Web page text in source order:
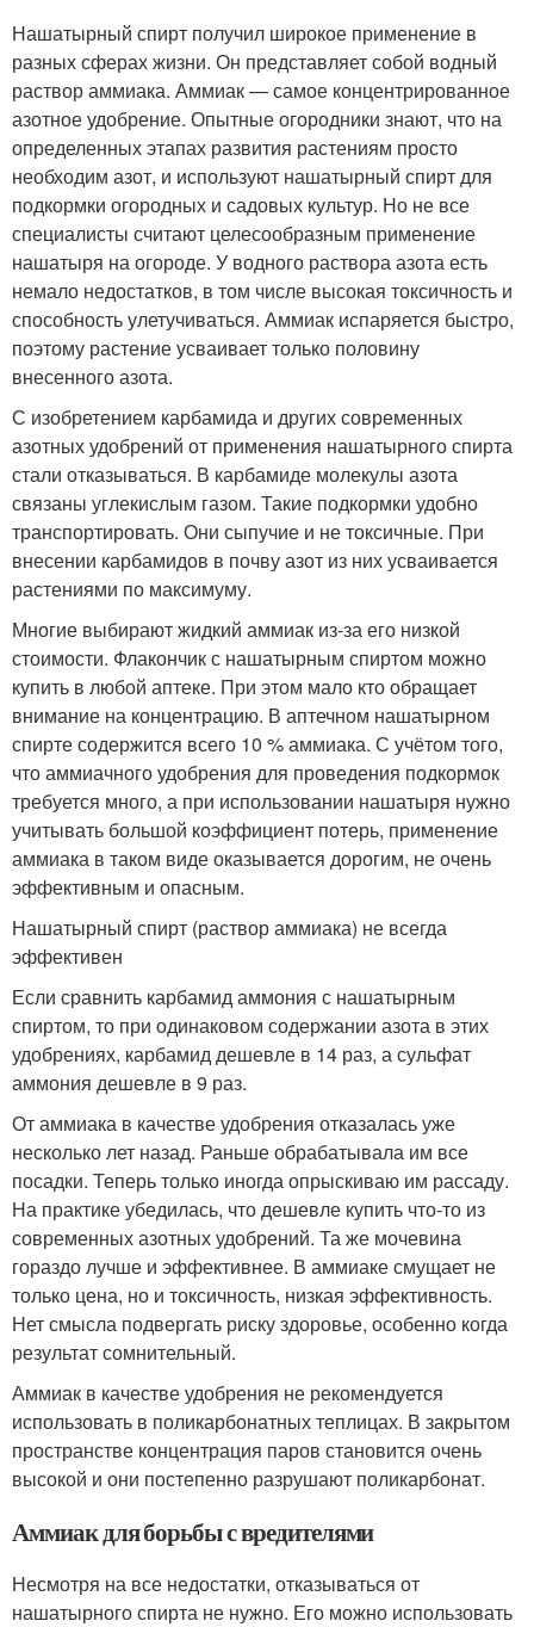
Нашатырный спирт получил широкое применение в
разных сферах жизни. Он представляет собой водный
раствор аммиака. Аммиак — самое концентрированное
азотное удобрение. Опытные огородники знают, что на
определенных этапах развития растениям просто
необходим азот, и используют нашатырный спирт для
подкормки огородных и садовых культур. Но не все
специалисты считают целесообразным применение
нашатыря на огороде. У водного раствора азота есть
немало недостатков, в том числе высокая токсичность и
способность улетучиваться. Аммиак испаряется быстро,
поэтому растение усваивает только половину
внесенного азота.
С изобретением карбамида и других современных
азотных удобрений от применения нашатырного спирта
стали отказываться. В карбамиде молекулы азота
связаны углекислым газом. Такие подкормки удобно
транспортировать. Они сыпучие и не токсичные. При
внесении карбамидов в почву азот из них усваивается
растениями по максимуму.
Многие выбирают жидкий аммиак из-за его низкой
стоимости. Флакончик с нашатырным спиртом можно
купить в любой аптеке. При этом мало кто обращает
внимание на концентрацию. В аптечном нашатырном
спирте содержится всего 10 % аммиака. С учётом того,
что аммиачного удобрения для проведения подкормок
требуется много, а при использовании нашатыря нужно
учитывать большой коэффициент потерь, применение
аммиака в таком виде оказывается дорогим, не очень
эффективным и опасным.
Нашатырный спирт (раствор аммиака) не всегда
эффективен
Если сравнить карбамид аммония с нашатырным
спиртом, то при одинаковом содержании азота в этих
удобрениях, карбамид дешевле в 14 раз, а сульфат
аммония дешевле в 9 раз.
От аммиака в качестве удобрения отказалась уже
несколько лет назад. Раньше обрабатывала им все
посадки. Теперь только иногда опрыскиваю им рассаду.
На практике убедилась, что дешевле купить что-то из
современных азотных удобрений. Та же мочевина
гораздо лучше и эффективнее. В аммиаке смущает не
только цена, но и токсичность, низкая эффективность.
Нет смысла подвергать риску здоровье, особенно когда
результат сомнительный.
Аммиак в качестве удобрения не рекомендуется
использовать в поликарбонатных теплицах. В закрытом
пространстве концентрация паров становится очень
высокой и они постепенно разрушают поликарбонат.
Аммиак для борьбы с вредителями
Несмотря на все недостатки, отказываться от
нашатырного спирта не нужно. Его можно использовать